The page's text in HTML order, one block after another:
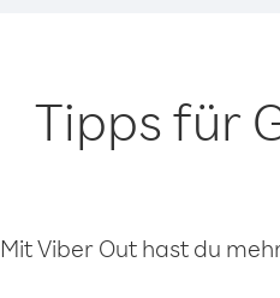
Tipps für
Mit Viber Out hast du